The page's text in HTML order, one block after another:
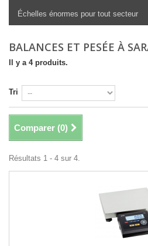
Échelles énormes pour tout secteur
BALANCES ET PESÉE À
Il y a 4 produits.
Tri
Comparer (0)
Résultats 1 - 4 sur 4.